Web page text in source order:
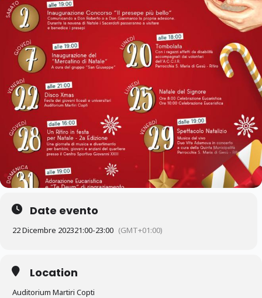
Date evento
22 Dicembre 202321:00-23:00 (GMT+01:00)
Location
Auditorium Martiri Copti